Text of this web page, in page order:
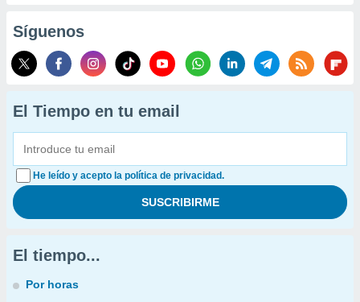
Síguenos
El Tiempo en tu email
He leído y acepto la política de privacidad.
El tiempo...
Por horas